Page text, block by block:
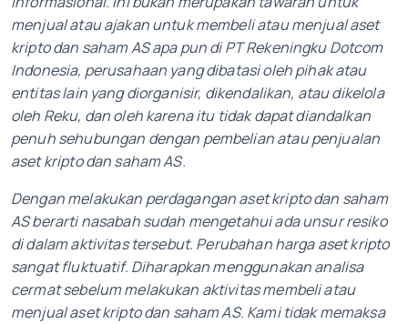
menjual atau ajakan untuk membeli atau menjual aset
kripto dan saham AS apa pun di PT Rekeningku Dotcom
Indonesia, perusahaan yang dibatasi oleh pihak atau
entitas lain yang diorganisir, dikendalikan, atau dikelola
oleh Reku, dan oleh karena itu tidak dapat diandalkan
penuh sehubungan dengan pembelian atau penjualan
aset kripto dan saham AS.
Dengan melakukan perdagangan aset kripto dan saham
AS berarti nasabah sudah mengetahui ada unsur resiko
di dalam aktivitas tersebut. Perubahan harga aset kripto
sangat fluktuatif. Diharapkan menggunakan analisa
cermat sebelum melakukan aktivitas membeli atau
menjual aset kripto dan saham AS. Kami tidak memaksa